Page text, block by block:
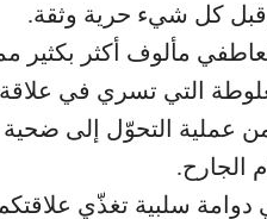
قبل كل شيء حرية وثقة.
مألوف أكثر بكثير
التي تسري في علاقة
عملية التحوّل إلى ضحية
الجارح.
سلبية تغذّي علاقتكم